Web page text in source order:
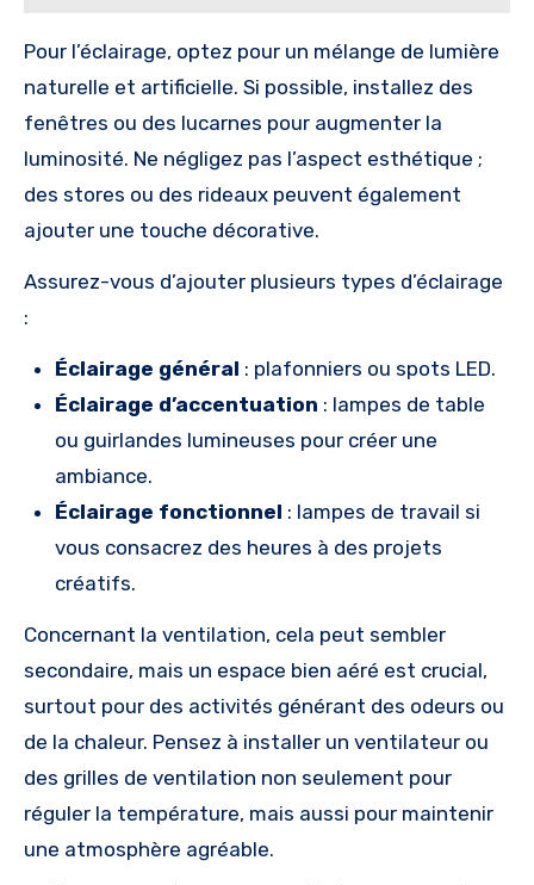
Pour l’éclairage, optez pour un mélange de lumière
naturelle et artificielle. Si possible, installez des
fenêtres ou des lucarnes pour augmenter la
luminosité. Ne négligez pas l’aspect esthétique ;
des stores ou des rideaux peuvent également
ajouter une touche décorative.
Assurez-vous d’ajouter plusieurs types d’éclairage
:
Éclairage général : plafonniers ou spots LED.
Éclairage d’accentuation : lampes de table
ou guirlandes lumineuses pour créer une
ambiance.
Éclairage fonctionnel : lampes de travail si
vous consacrez des heures à des projets
créatifs.
Concernant la ventilation, cela peut sembler
secondaire, mais un espace bien aéré est crucial,
surtout pour des activités générant des odeurs ou
de la chaleur. Pensez à installer un ventilateur ou
des grilles de ventilation non seulement pour
réguler la température, mais aussi pour maintenir
une atmosphère agréable.